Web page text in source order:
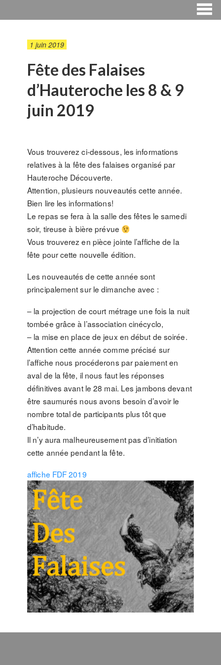
1 juin 2019
Fête des Falaises
d’Hauteroche les 8 & 9
juin 2019
Vous trouverez ci-dessous, les informations
relatives à la fête des falaises organisé par
Hauteroche Découverte.
Attention, plusieurs nouveautés cette année.
Bien lire les informations!
Le repas se fera à la salle des fêtes le samedi
soir, tireuse à bière prévue
Vous trouverez en pièce jointe l’affiche de la
fête pour cette nouvelle édition.
Les nouveautés de cette année sont
principalement sur le dimanche avec :
– la projection de court métrage une fois la nuit
tombée grâce à l’association cinécyclo,
– la mise en place de jeux en début de soirée.
Attention cette année comme précisé sur
l’affiche nous procéderons par paiement en
aval de la fête, il nous faut les réponses
définitives avant le 28 mai. Les jambons devant
être saumurés nous avons besoin d’avoir le
nombre total de participants plus tôt que
d’habitude.
Il n’y aura malheureusement pas d’initiation
cette année pendant la fête.
affiche FDF 2019